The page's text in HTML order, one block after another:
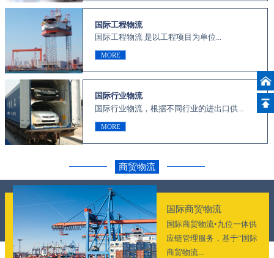
国际工程物流
国际工程物流 是以工程项目为单位...
MORE
国际行业物流
国际行业物流，根据不同行业的进出口供...
MORE
商贸物流
国际商贸物流
国际商贸物流•九位一体供
应链管理服务，基于“国际
商贸物流...